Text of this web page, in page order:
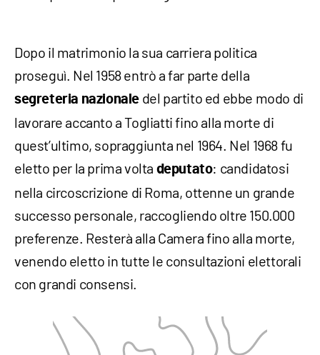
Dopo il matrimonio la sua carriera politica
proseguì. Nel 1958 entrò a far parte della
segreteria nazionale del partito ed ebbe modo di
lavorare accanto a Togliatti fino alla morte di
quest’ultimo, sopraggiunta nel 1964. Nel 1968 fu
eletto per la prima volta deputato: candidatosi
nella circoscrizione di Roma, ottenne un grande
successo personale, raccogliendo oltre 150.000
preferenze. Resterà alla Camera fino alla morte,
venendo eletto in tutte le consultazioni elettorali
con grandi consensi.